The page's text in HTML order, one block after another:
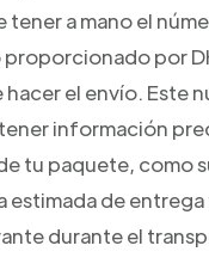
tener a mano el
por
el envío. Este
información
tu paquete, como
estimada de entrega
durante el